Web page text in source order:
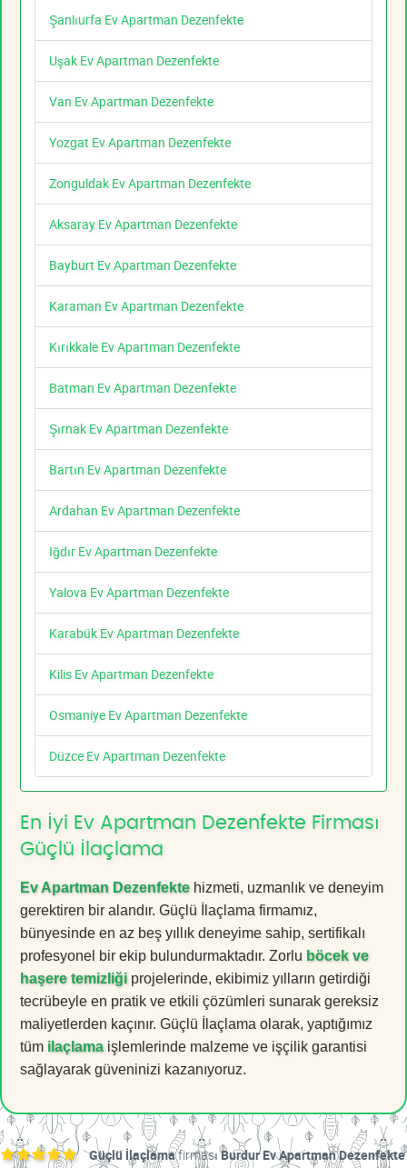
Şanlıurfa Ev Apartman Dezenfekte
Uşak Ev Apartman Dezenfekte
Van Ev Apartman Dezenfekte
Yozgat Ev Apartman Dezenfekte
Zonguldak Ev Apartman Dezenfekte
Aksaray Ev Apartman Dezenfekte
Bayburt Ev Apartman Dezenfekte
Karaman Ev Apartman Dezenfekte
Kırıkkale Ev Apartman Dezenfekte
Batman Ev Apartman Dezenfekte
Şırnak Ev Apartman Dezenfekte
Bartın Ev Apartman Dezenfekte
Ardahan Ev Apartman Dezenfekte
Iğdır Ev Apartman Dezenfekte
Yalova Ev Apartman Dezenfekte
Karabük Ev Apartman Dezenfekte
Kilis Ev Apartman Dezenfekte
Osmaniye Ev Apartman Dezenfekte
Düzce Ev Apartman Dezenfekte
En İyi Ev Apartman Dezenfekte Firması
Güçlü İlaçlama
Ev Apartman Dezenfektehizmeti, uzmanlık ve deneyim
gerektiren bir alandır. Güçlü İlaçlama firmamız,
bünyesinde en az beş yıllık deneyime sahip, sertifikalı
profesyonel bir ekip bulundurmaktadır. Zorlu böcek ve
haşere temizliği projelerinde, ekibimiz yılların getirdiği
tecrübeyle en pratik ve etkili çözümleri sunarak gereksiz
maliyetlerden kaçınır. Güçlü İlaçlama olarak, yaptığımız
tüm ilaçlamaişlemlerinde malzeme ve işçilik garantisi
sağlayarak güveninizi kazanıyoruz.
Güçlü İlaçlamafirmasıBurdur Ev Apartman Dezenfekte